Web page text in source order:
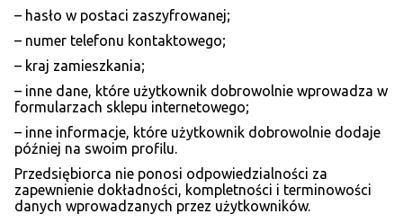
– hasło w postaci zaszyfrowanej;
– numer telefonu kontaktowego;
– kraj zamieszkania;
– inne dane, które użytkownik dobrowolnie wprowadza w
formularzach sklepu internetowego;
– inne informacje, które użytkownik dobrowolnie dodaje
później na swoim profilu.
Przedsiębiorca nie ponosi odpowiedzialności za
zapewnienie dokładności, kompletności i terminowości
danych wprowadzanych przez użytkowników.